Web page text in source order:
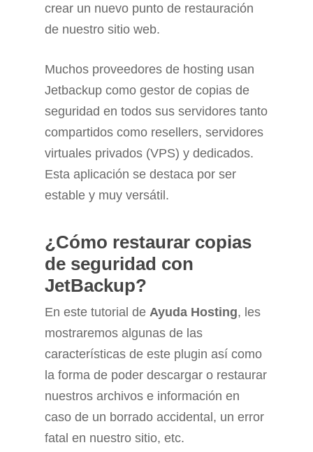
crear un nuevo punto de restauración
de nuestro sitio web.
Muchos proveedores de hosting usan
Jetbackup como gestor de copias de
seguridad en todos sus servidores tanto
compartidos como resellers, servidores
virtuales privados (VPS) y dedicados.
Esta aplicación se destaca por ser
estable y muy versátil.
¿Cómo restaurar copias
de seguridad con
JetBackup?
En este tutorial de Ayuda Hosting, les
mostraremos algunas de las
características de este plugin así como
la forma de poder descargar o restaurar
nuestros archivos e información en
caso de un borrado accidental, un error
fatal en nuestro sitio, etc.